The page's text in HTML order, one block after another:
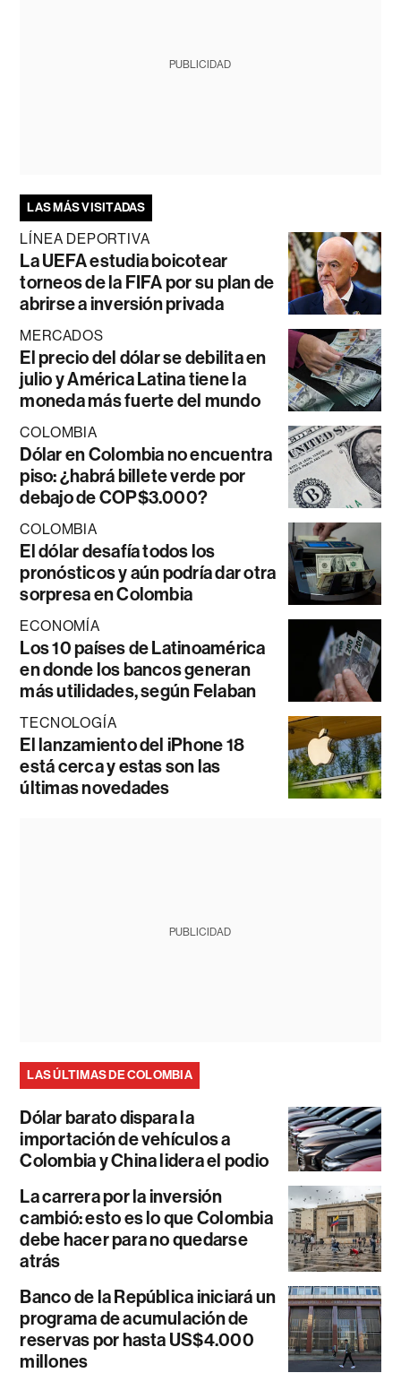
PUBLICIDAD
LAS MÁS VISITADAS
LÍNEA DEPORTIVA
La UEFA estudia boicotear
torneos de la FIFA por su plan de
abrirse a inversión privada
MERCADOS
El precio del dólar se debilita en
julio y América Latina tiene la
moneda más fuerte del mundo
COLOMBIA
Dólar en Colombia no encuentra
piso: ¿habrá billete verde por
debajo de COP$3.000?
COLOMBIA
El dólar desafía todos los
pronósticos y aún podría dar otra
sorpresa en Colombia
ECONOMÍA
Los 10 países de Latinoamérica
en donde los bancos generan
más utilidades, según Felaban
TECNOLOGÍA
El lanzamiento del iPhone 18
está cerca y estas son las
últimas novedades
PUBLICIDAD
LAS ÚLTIMAS DE COLOMBIA
Dólar barato dispara la
importación de vehículos a
Colombia y China lidera el podio
La carrera por la inversión
cambió: esto es lo que Colombia
debe hacer para no quedarse
atrás
Banco de la República iniciará un
programa de acumulación de
reservas por hasta US$4.000
millones